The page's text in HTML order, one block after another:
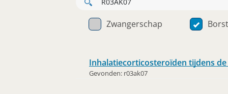
Zwangerschap
Inhalatiecorticosteroïden tijdens
Gevonden: r03ak07